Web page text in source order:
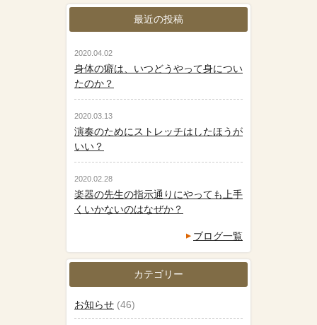
最近の投稿
2020.04.02
身体の癖は、いつどうやって身につい
たのか？
2020.03.13
演奏のためにストレッチはしたほうが
いい？
2020.02.28
楽器の先生の指示通りにやっても上手
くいかないのはなぜか？
ブログ一覧
カテゴリー
お知らせ (46)